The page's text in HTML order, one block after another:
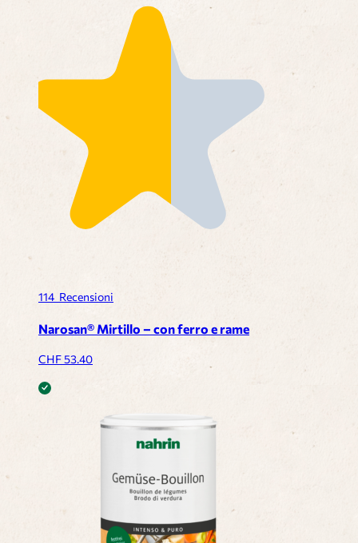
114 Recensioni
Narosan® Mirtillo – con ferro e rame
CHF53.40